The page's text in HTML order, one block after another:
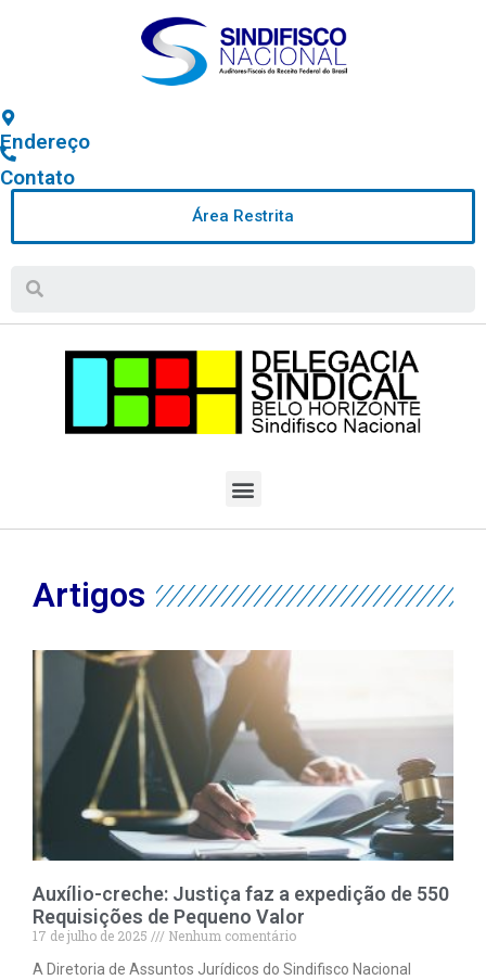
Endereço
Contato
Área Restrita
Artigos
Auxílio-creche: Justiça faz a expedição de 550
Requisições de Pequeno Valor
17 de julho de 2025
Nenhum comentário
A Diretoria de Assuntos Jurídicos do Sindifisco Nacional